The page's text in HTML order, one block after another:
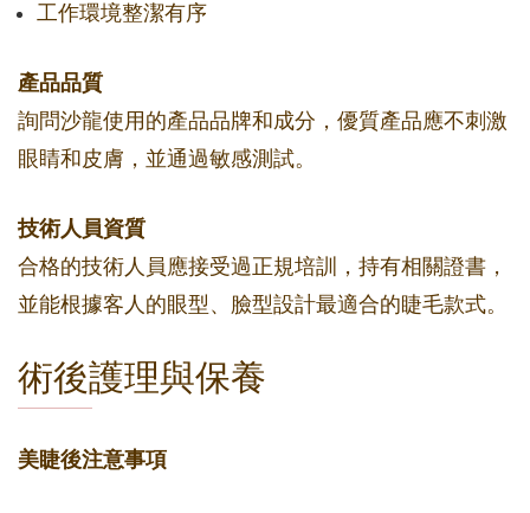
工作環境整潔有序
產品品質
詢問沙龍使用的產品品牌和成分，優質產品應不刺激
眼睛和皮膚，並通過敏感測試。
技術人員資質
合格的技術人員應接受過正規培訓，持有相關證書，
並能根據客人的眼型、臉型設計最適合的睫毛款式。
術後護理與保養
美睫後注意事項